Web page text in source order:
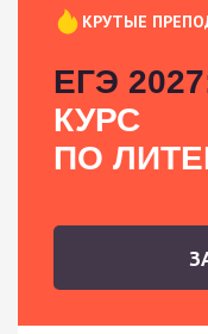
КРУТЫЕ
ЕГЭ
КУРС
ПО